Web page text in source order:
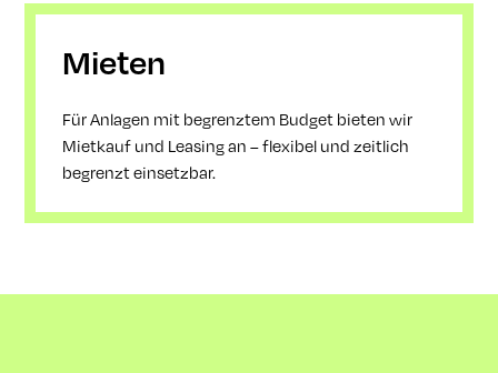
Mieten
Für Anlagen mit begrenztem Budget bieten wir
Mietkauf und Leasing an – flexibel und zeitlich
begrenzt einsetzbar.